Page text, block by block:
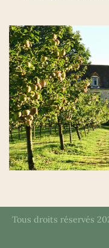
Tous droits réservés